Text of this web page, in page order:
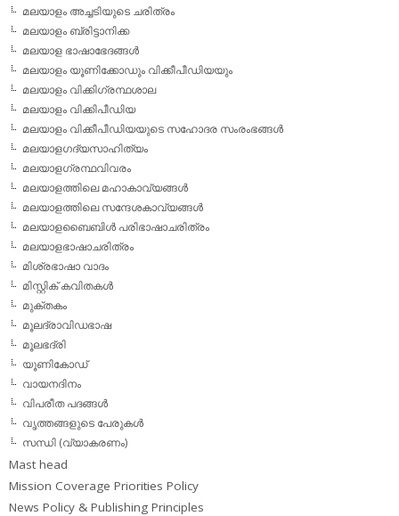
മലയാളം അച്ചടിയുടെ ചരിത്രം
മലയാളം ബ്രിട്ടാനിക്ക
മലയാള ഭാഷാഭേദങ്ങള്‍
മലയാളം യൂണിക്കോഡും വിക്കീപീഡിയയും
മലയാളം വിക്കിഗ്രന്ഥശാല
മലയാളം വിക്കിപീഡിയ
മലയാളം വിക്കീപീഡിയയുടെ സഹോദര സംരംഭങ്ങള്‍
മലയാളഗദ്യസാഹിത്യം
മലയാളഗ്രന്ഥവിവരം
മലയാളത്തിലെ മഹാകാവ്യങ്ങള്‍
മലയാളത്തിലെ സന്ദേശകാവ്യങ്ങള്‍
മലയാളബൈബിള്‍ പരിഭാഷാചരിത്രം
മലയാളഭാഷാചരിത്രം
മിശ്രഭാഷാ വാദം
മിസ്റ്റിക് കവിതകള്‍
മുക്തകം
മൂലദ്രാവിഡഭാഷ
മൂലഭദ്രി
യൂണികോഡ്
വായനദിനം
വിപരീത പദങ്ങള്‍
വൃത്തങ്ങളുടെ പേരുകള്‍
സന്ധി (വ്യാകരണം)
Mast head
Mission Coverage Priorities Policy
News Policy & Publishing Principles